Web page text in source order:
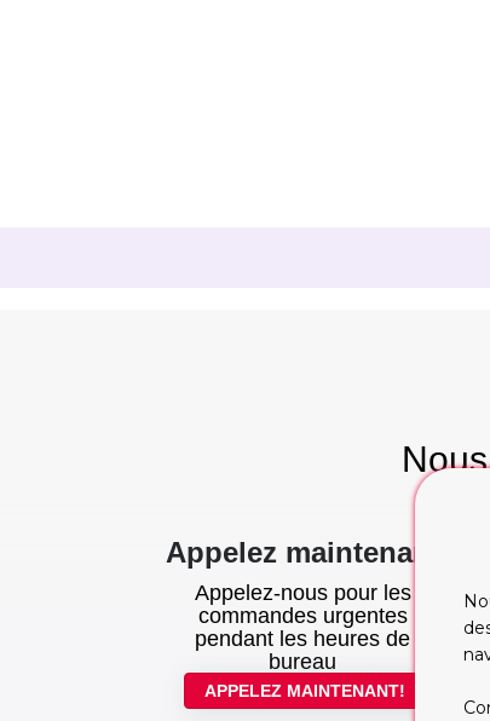
Appelez maintenant
Appelez-nous pour les
commandes urgentes
pendant les heures de
bureau
APPELEZ MAINTENANT!